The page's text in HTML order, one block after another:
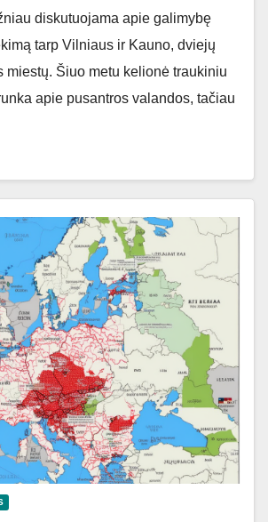
diskutuojama apie galimybę
tarp Vilniaus ir Kauno, dviejų
miestų. Šiuo metu kelionė traukiniu
apie pusantros valandos, tačiau